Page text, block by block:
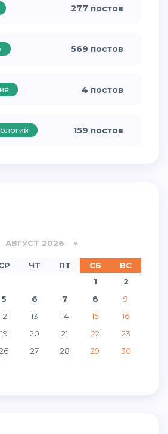
277 постов
569 постов
4 постов
159 постов
2026 »
ЧТ ПТ СБ
ВС
1
2
5 6 7 8
9
12 13 14 15
16
19 20 21 22
23
26 27 28 29
30